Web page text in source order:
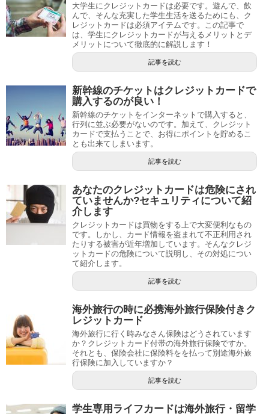
大学生にクレジットカードは必要です。遊んで、飲
んで、そんな充実した学生生活を送るためにも、ク
レジットカードは必須アイテムです。この記事で
は、学生にクレジットカードが与えるメリットとデ
メリットについて徹底的に解説します！
記事を読む
新幹線のチケットはクレジットカードで
購入するのが良い！
新幹線のチケットをインターネットで購入すると、
行列に並ぶ必要がないのです。加えて、クレジット
カードで支払うことで、お得にポイントを貯めるこ
とも出来てしまいます。
記事を読む
あなたのクレジットカードは危険にされ
ていませんか?セキュリティについて紹
介します
クレジットカードは買物をする上で大変便利なもの
です。しかし、カード情報を盗まれて不正利用され
たりする被害が近年増加しています。そんなクレジ
ットカードの危険について説明し、その対処につい
て紹介します。
記事を読む
海外旅行の時に必携海外旅行保険付きク
レジットカード
海外旅行に行く時みなさん保険はどうされています
か？クレジットカード付帯の海外旅行保険ですか。
それとも、保険会社に保険料をを払って別途海外旅
行保険に加入していますか？
記事を読む
学生専用ライフカードは海外旅行・留学